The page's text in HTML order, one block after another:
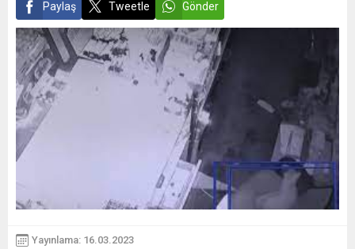
Paylaş Tweetle Gönder
Yayınlama: 16.03.2023